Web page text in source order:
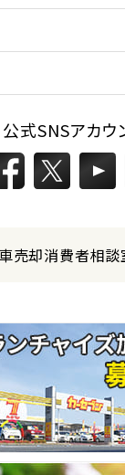
公式SNSアカウ
売却消費者相談